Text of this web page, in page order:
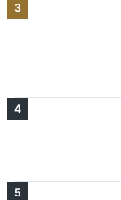
3
4
5